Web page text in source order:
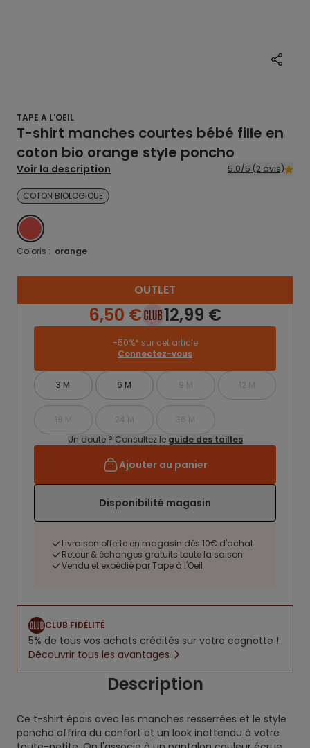
TAPE A L'OEIL
T-shirt manches courtes bébé fille en
coton bio orange style poncho
Voir la description 5.0/5 (2 avis)
COTON BIOLOGIQUE
ORANGE
Coloris : orange
OUTLET
6,50 € 12,99 €
-50%* sur cet article
Connectez-vous
3 M 6 M 9 M 12 M
18 M 24 M
36 M
Un doute ? Consultez le guide des tailles
Ajouter au panier
Disponibilité magasin
Livraison offerte en magasin dès 10€ d'achat
Retour & échanges gratuits toute la saison
Vendu et expédié par Tape à l'Oeil
CLUB FIDÉLITÉ
5% de tous vos achats crédités sur votre cagnotte !
Découvrir tous les avantages
Description
Ce t-shirt épais avec les manches resserrées et le style
poncho offrira du confort et un look inattendu à votre